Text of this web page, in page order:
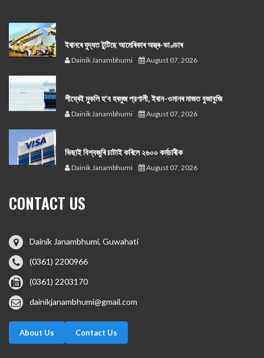
ইৰানৰে যুদ্ধত টুটিছে আমেৰিকাৰ অস্ত্ৰ-ভাণ্ডাৰ
Dainik Janambhumi August 07, 2026
শীঘ্ৰেই মুকলি হ'ব হৰমুজ প্রণালী, ইৰান-ওমানৰ মাজত বুজাবুজি
Dainik Janambhumi August 07, 2026
ভিছাই বিশ্বজুৰি চাটাই কৰিলে ২৬০০ কৰ্মচাৰীক
Dainik Janambhumi August 07, 2026
CONTACT US
Dainik Janambhumi, Guwahati
(0361) 2200966
(0361) 2203170
dainikjanambhumi@gmail.com
About Us Contact Us